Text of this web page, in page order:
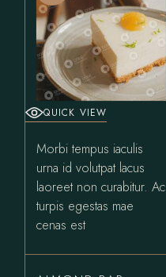
QUICK VIEW
Morbi tempus iaculis
urna id volutpat lacus
laoreet non curabitur. Ac
turpis egestas mae
cenas est